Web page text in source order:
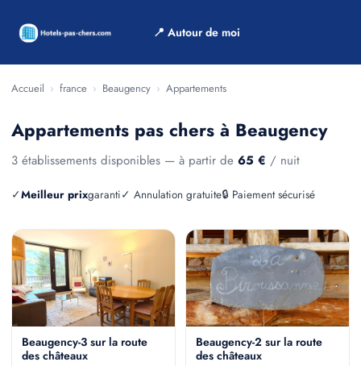
📍 Autour de moi
Accueil › france › Beaugency › Appartements
Appartements pas chers à Beaugency
3 établissements disponibles — à partir de 65 € / nuit
✓Meilleur prixgaranti✓ Annulation gratuite🔒 Paiement sécurisé
Beaugency-3 sur la route
des châteaux
Beaugency-2 sur la route
des châteaux